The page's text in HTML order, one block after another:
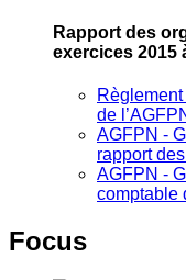
Rapport des
exercices 2015
de
AGFPN ‐
rapport
AGFPN ‐
comptable
Focus